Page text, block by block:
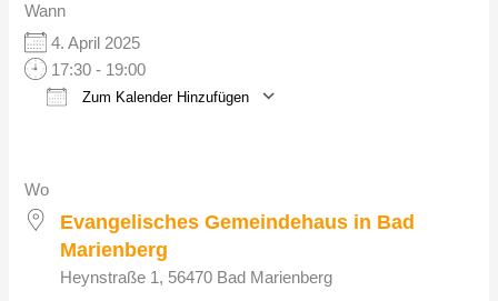
Wann
4. April 2025
17:30 - 19:00
Zum Kalender Hinzufügen
Wo
Evangelisches Gemeindehaus in Bad
Marienberg
Heynstraße 1, 56470 Bad Marienberg